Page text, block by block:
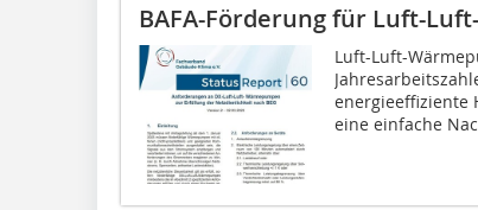
BAFA-Förderung für Luft-
Luft-Luft-
energieeffiziente
eine einfache